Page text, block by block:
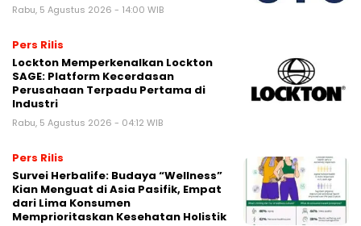
Rabu, 5 Agustus 2026 - 14:00 WIB
Pers Rilis
Lockton Memperkenalkan Lockton
SAGE: Platform Kecerdasan
Perusahaan Terpadu Pertama di
Industri
Rabu, 5 Agustus 2026 - 04:12 WIB
Pers Rilis
Survei Herbalife: Budaya “Wellness”
Kian Menguat di Asia Pasifik, Empat
dari Lima Konsumen
Memprioritaskan Kesehatan Holistik